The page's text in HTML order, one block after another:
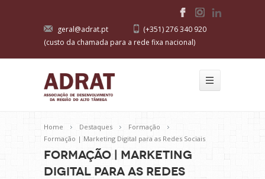
geral@adrat.pt
(+351) 276 340 920
(custo da chamada para a rede fixa nacional)
Home Destaques
Formação
Formação | Marketing Digital para as Redes Sociais
Formação | Marketing
Digital para as Redes